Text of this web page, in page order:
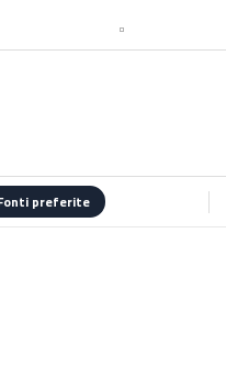
preferite